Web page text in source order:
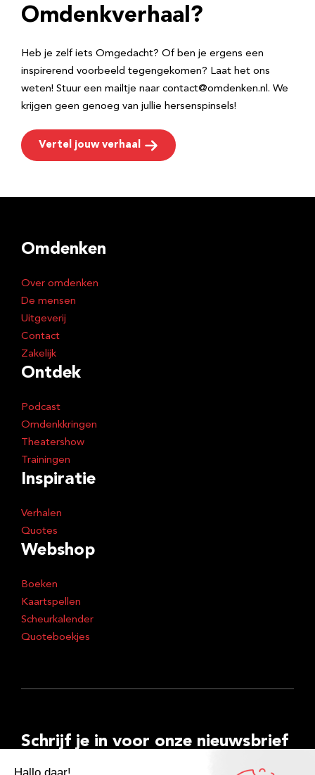
e
Omdenkverhaal?
Heb je zelf iets Omgedacht? Of ben je ergens een
inspirerend voorbeeld tegengekomen? Laat het ons
weten! Stuur een mailtje naar contact@omdenken.nl. We
krijgen geen genoeg van jullie hersenspinsels!
Vertel jouw verhaal
Omdenken
Over omdenken
De mensen
Uitgeverij
Contact
Zakelijk
Ontdek
Podcast
Omdenkkringen
Theatershow
Trainingen
Inspiratie
Verhalen
Quotes
Webshop
Boeken
Kaartspellen
Scheurkalender
Quoteboekjes
Schrijf je in voor onze nieuwsbrief